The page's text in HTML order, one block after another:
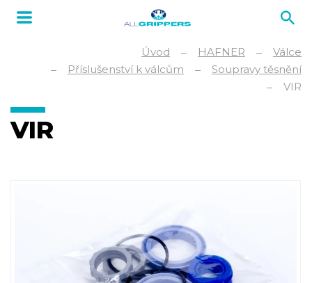
Úvod HAFNER
Válce
Příslušenství k válcům
Soupravy těsnění
VIR
VIR